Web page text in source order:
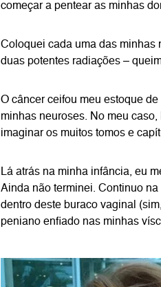
começar a pentear as minhas
Coloquei cada uma das minhas
duas potentes radiações –
O câncer ceifou meu estoque
minhas neuroses. No meu
imaginar os muitos tomos e
Lá atrás na minha infância, eu
Ainda não terminei. Continuo
dentro deste buraco vaginal
peniano enfiado nas minhas